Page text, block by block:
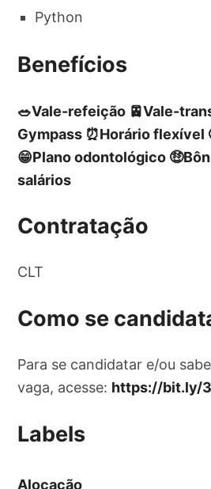
Python
Benefícios
🥗Vale-refeição 🚈Vale-
Gympass ⏰Horário flexível
😁Plano odontológico
salários
Contratação
CLT
Como se
Para se candidatar e/ou
vaga, acesse: https://bit.ly/
Labels
Alocação